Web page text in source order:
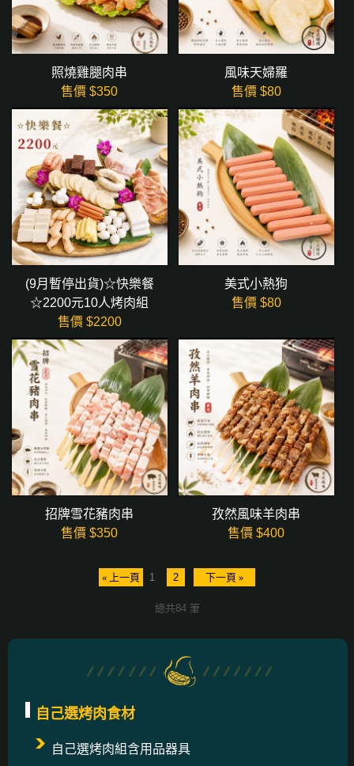
照燒雞腿肉串
售價 $350
風味天婦羅
售價 $80
(9月暫停出貨)☆快樂餐
☆2200元10人烤肉組
售價 $2200
美式小熱狗
售價 $80
招牌雪花豬肉串
售價 $350
孜然風味羊肉串
售價 $400
« 上一頁 1 2 下一頁 »
總共84 筆
自己選烤肉食材
自己選烤肉組含用品器具